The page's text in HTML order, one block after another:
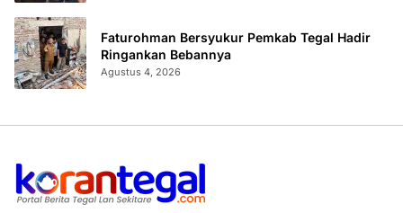
Faturohman Bersyukur Pemkab Tegal Hadir
Ringankan Bebannya
Agustus 4, 2026